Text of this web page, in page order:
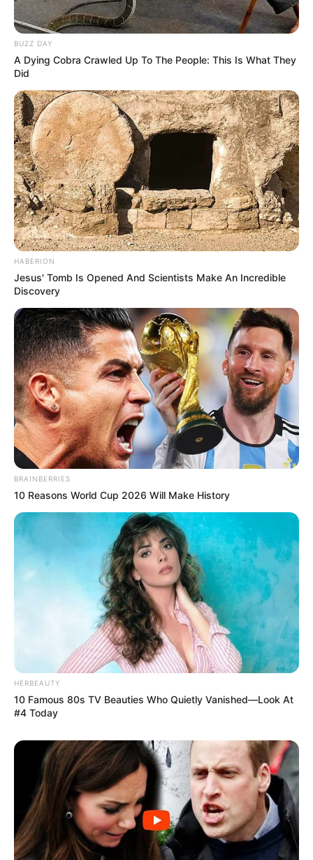
BUZZ DAY
A Dying Cobra Crawled Up To The People: This Is What They
Did
HABERION
Jesus' Tomb Is Opened And Scientists Make An Incredible
Discovery
BRAINBERRIES
10 Reasons World Cup 2026 Will Make History
HERBEAUTY
10 Famous 80s TV Beauties Who Quietly Vanished—Look At
#4 Today